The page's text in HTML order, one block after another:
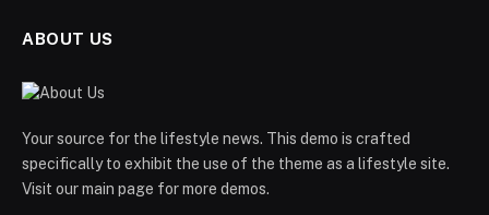
ABOUT US
Your source for the lifestyle news. This demo is crafted
specifically to exhibit the use of the theme as a lifestyle site.
Visit our main page for more demos.